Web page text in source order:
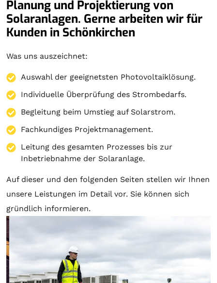
Planung und Projektierung von
Solaranlagen. Gerne arbeiten wir für
Kunden in Schönkirchen
Was uns auszeichnet:
Auswahl der geeignetsten Photovoltaiklösung.
Individuelle Überprüfung des Strombedarfs.
Begleitung beim Umstieg auf Solarstrom.
Fachkundiges Projektmanagement.
Leitung des gesamten Prozesses bis zur
Inbetriebnahme der Solaranlage.
Auf dieser und den folgenden Seiten stellen wir Ihnen
unsere Leistungen im Detail vor. Sie können sich
gründlich informieren.